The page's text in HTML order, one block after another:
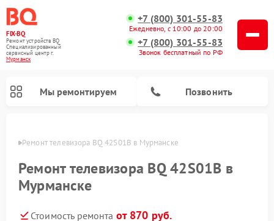
FIX-BQ
Ремонт устройств BQ
Специализированный
cервисный центр г.
Мурманск
+7 (800) 301-55-83
Ежедневно, с 10:00 до 20:00
+7 (800) 301-55-83
Звонок бесплатный по РФ
Мы ремонтируем Позвонить
Ремонт телевизора BQ 42S01B в Мурманске
Ремонт телевизора BQ 42S01B в
Мурманске
Стоимость ремонта от 870 руб.